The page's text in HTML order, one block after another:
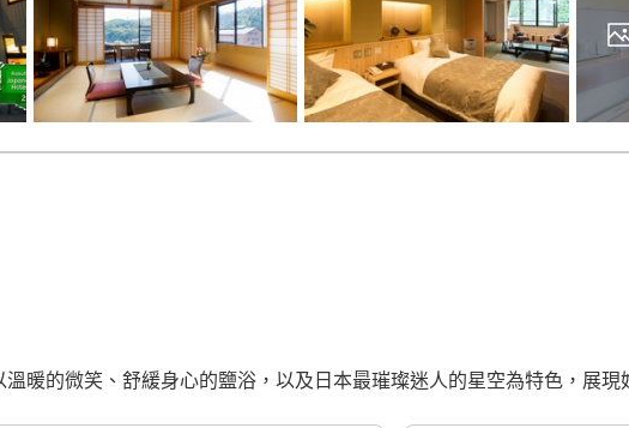
暖的微笑、舒緩身心的鹽浴，以及日本最璀璨迷人的星空為特色，展現